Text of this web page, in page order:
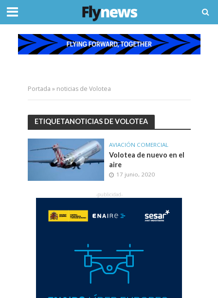
Portada » noticias de Volotea
ETIQUETANOTICIAS DE VOLOTEA
AVIACIÓN COMERCIAL
Volotea de nuevo en el
aire
17 junio, 2020